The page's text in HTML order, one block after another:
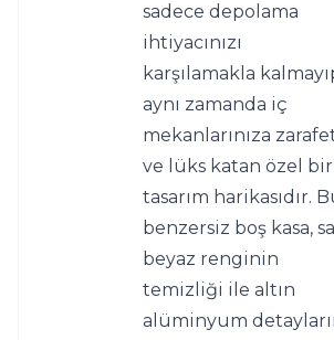
sadece depolama
ihtiyacınızı
karşılamakla
aynı zamanda iç
mekanlarınıza
ve lüks katan özel bir
tasarım harikasıdır.
benzersiz boş kasa,
beyaz renginin
temizliği ile altın
alüminyum